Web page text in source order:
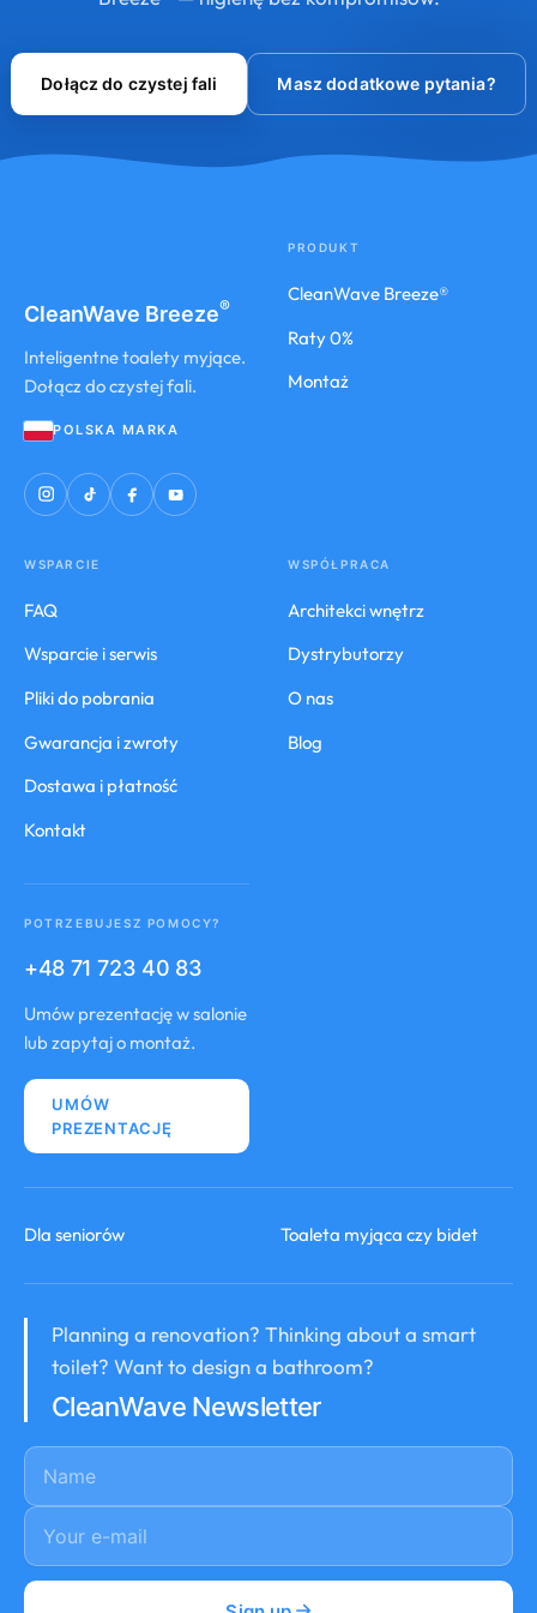
Dołącz do czystej fali Masz dodatkowe pytania?
CleanWave Breeze®
Inteligentne toalety myjące.
Dołącz do czystej fali.
POLSKA MARKA
PRODUKT
CleanWave Breeze®
Raty 0%
Montaż
WSPARCIE
FAQ
Wsparcie i serwis
Pliki do pobrania
Gwarancja i zwroty
Dostawa i płatność
Kontakt
WSPÓŁPRACA
Architekci wnętrz
Dystrybutorzy
O nas
Blog
POTRZEBUJESZ POMOCY?
+48 71 723 40 83
Umów prezentację w salonie
lub zapytaj o montaż.
UMÓW
PREZENTACJĘ
Dla seniorów Toaleta myjąca czy bidet
Planning a renovation? Thinking about a smart
toilet? Want to design a bathroom?
CleanWave Newsletter
Name
E-mail